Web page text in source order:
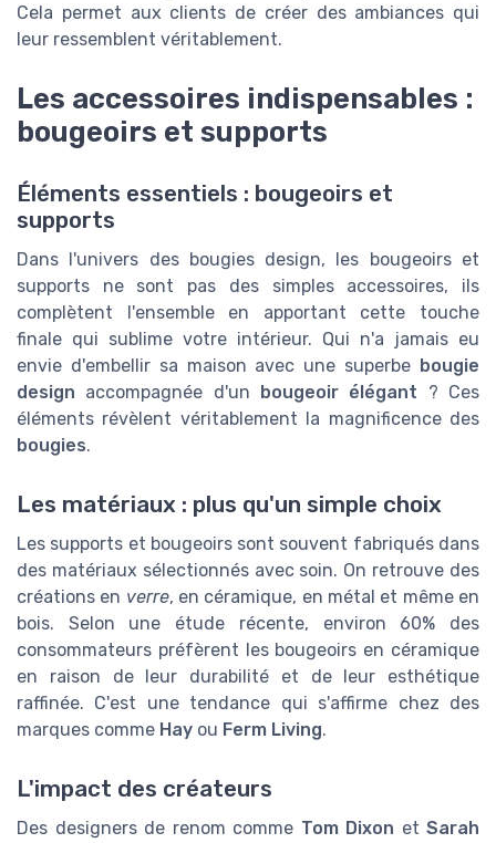
Cela permet aux clients de créer des ambiances qui
leur ressemblent véritablement.
Les accessoires indispensables :
bougeoirs et supports
Éléments essentiels : bougeoirs et
supports
Dans l'univers des bougies design, les bougeoirs et
supports ne sont pas des simples accessoires, ils
complètent l'ensemble en apportant cette touche
finale qui sublime votre intérieur. Qui n'a jamais eu
envie d'embellir sa maison avec une superbe bougie
design accompagnée d'un bougeoir élégant ? Ces
éléments révèlent véritablement la magnificence des
bougies.
Les matériaux : plus qu'un simple choix
Les supports et bougeoirs sont souvent fabriqués dans
des matériaux sélectionnés avec soin. On retrouve des
créations en verre, en céramique, en métal et même en
bois. Selon une étude récente, environ 60% des
consommateurs préfèrent les bougeoirs en céramique
en raison de leur durabilité et de leur esthétique
raffinée. C'est une tendance qui s'affirme chez des
marques comme Hay ou Ferm Living.
L'impact des créateurs
Des designers de renom comme Tom Dixon et Sarah